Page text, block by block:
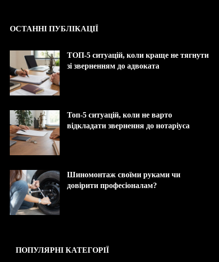
ОСТАННІ ПУБЛІКАЦІЇ
ТОП-5 ситуацій, коли краще не тягнути
зі зверненням до адвоката
Топ-5 ситуацій, коли не варто
відкладати звернення до нотаріуса
Шиномонтаж своїми руками чи
довірити професіоналам?
ПОПУЛЯРНІ КАТЕГОРІЇ